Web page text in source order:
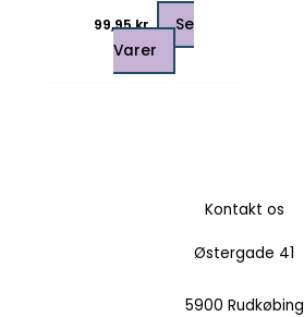
99,95kr.
Se
Varer
Kontakt os
Østergade 41
5900 Rudkøbing